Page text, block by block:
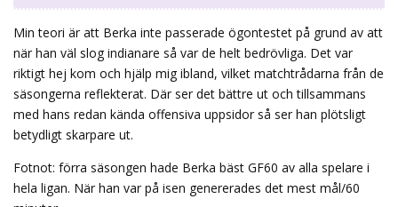
Min teori är att Berka inte passerade ögontestet på grund av att
när han väl slog indianare så var de helt bedrövliga. Det var
riktigt hej kom och hjälp mig ibland, vilket matchtrådarna från de
säsongerna reflekterat. Där ser det bättre ut och tillsammans
med hans redan kända offensiva uppsidor så ser han plötsligt
betydligt skarpare ut.
Fotnot: förra säsongen hade Berka bäst GF60 av alla spelare i
hela ligan. När han var på isen genererades det mest mål/60